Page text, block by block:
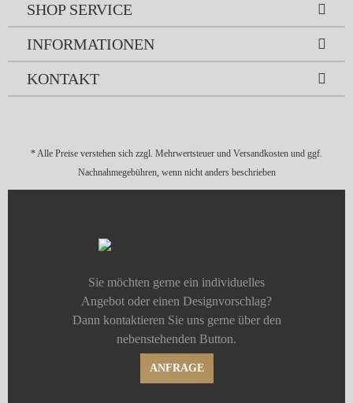
SHOP SERVICE
INFORMATIONEN
KONTAKT
* Alle Preise verstehen sich zzgl. Mehrwertsteuer und Versandkosten und ggf.
Nachnahmegebühren, wenn nicht anders beschrieben
Sie möchten gerne ein individuelles
Angebot oder einen Designvorschlag?
Dann kontaktieren Sie uns gerne über den
nebenstehenden Button.
ANFRAGE